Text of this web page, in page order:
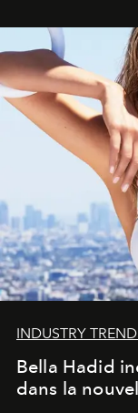
INDUSTRY
Bella Hadid
dans la